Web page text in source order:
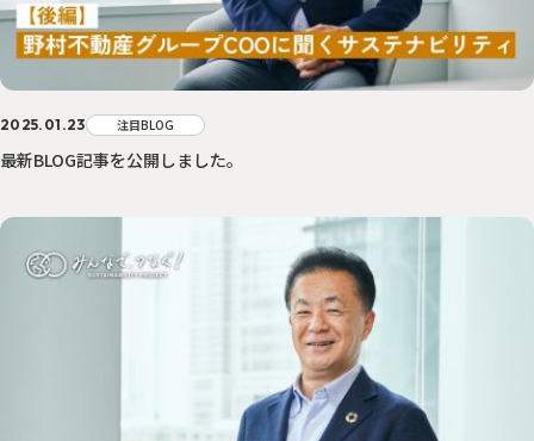
森を、つなぐ 東京プロジェクト
2025.01.23 注目BLOG
最新BLOG記事を公開しました。